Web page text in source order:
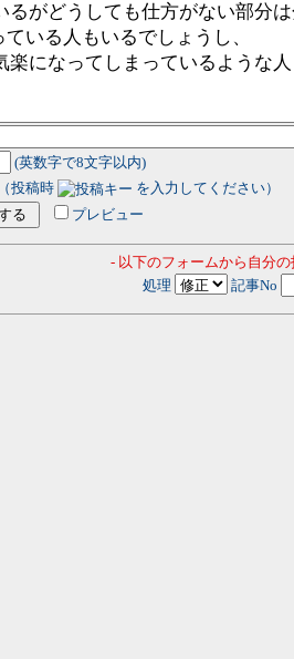
(英数字で8文字以内)
（投稿時
を入力してください）
プレビュー
- 以下のフォームから自分
処理
記事No